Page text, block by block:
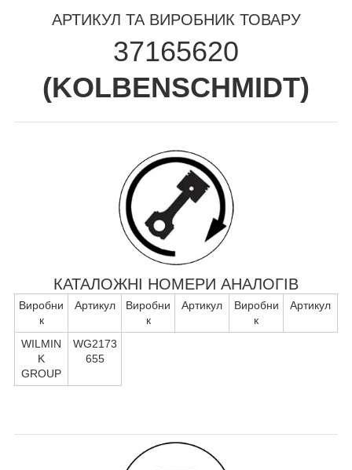
АРТИКУЛ ТА ВИРОБНИК ТОВАРУ
37165620
(KOLBENSCHMIDT)
КАТАЛОЖНІ НОМЕРИ АНАЛОГІВ
Виробни
к
Артикул
Виробни
к
Артикул
Виробни
к
Артикул
WILMIN
K
GROUP
WG2173
655